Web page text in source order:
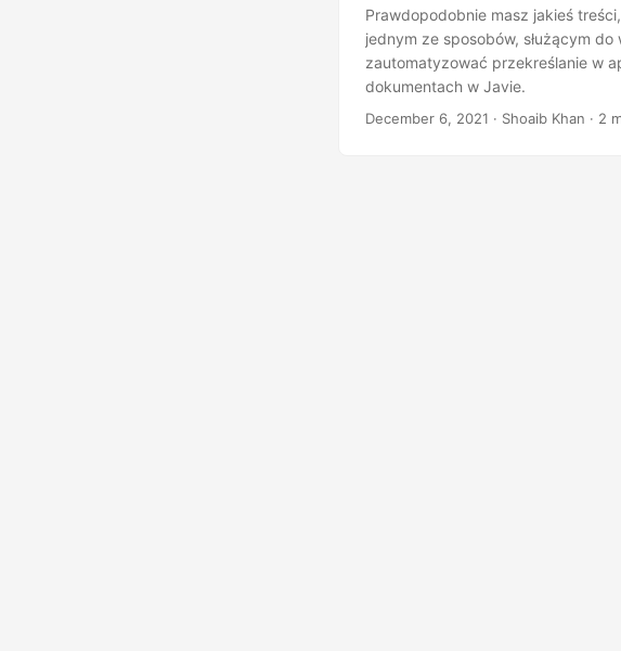
Prawdopodobnie masz jakieś
jednym ze sposobów, służącym
zautomatyzować przekreślanie w
dokumentach w Javie.
December 6, 2021 · Shoaib Khan · 2